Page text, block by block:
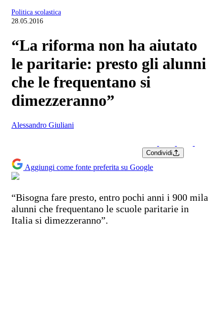
Politica scolastica
28.05.2016
“La riforma non ha aiutato
le paritarie: presto gli alunni
che le frequentano si
dimezzeranno”
Alessandro Giuliani
Condividi
Aggiungi come fonte preferita su Google
“Bisogna fare presto, entro pochi anni i 900 mila
alunni che frequentano le scuole paritarie in
Italia si dimezzeranno”.